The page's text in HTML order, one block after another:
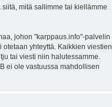
mitä sallimme tai kiellämme
johon "karppaus.info"-palvelin
yhteyttä. Kaikkien viestien
tai viesti niin halutessamme.
ei ole vastuussa mahdollisen